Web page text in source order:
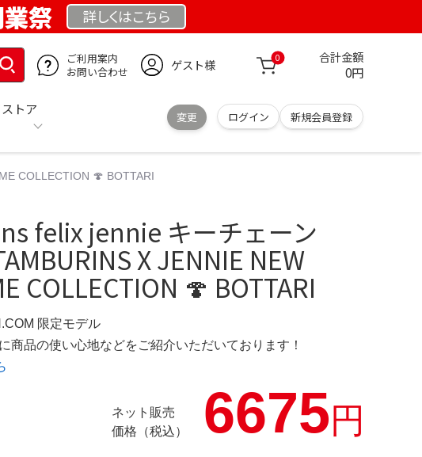
祭 詳しくはこちら
ご利用案内
お問い合わせ
ゲスト様 0 合計金額
0円
トア
変更 ログイン 新規会員登録
COLLECTION 🍄 BOTTARI
felix jennie キーチェーン
X JENNIE NEW
COLLECTION 🍄 BOTTARI
限定モデル
商品の使い心地などをご紹介いただいております！
ネット販売
価格（税込）
6675円